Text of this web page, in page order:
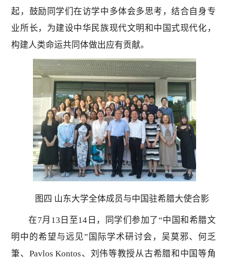
起，鼓励同学们在访学中多体会多思考，结合自身专
业所长，为建设中华民族现代文明和中国式现代化，
构建人类命运共同体做出应有贡献。
图四 山东大学全体成员与中国驻希腊大使合影
在7月13日至14日，同学们参加了“中国和希腊文
明中的希望与远见”国际学术研讨会，吴莫邪、何乏
筆、Pavlos Kontos、刘伟等教授从古希腊和中国等角